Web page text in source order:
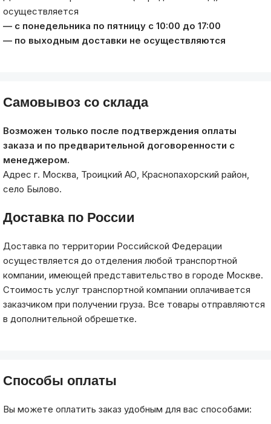
осуществляется
— с понедельника по пятницу с 10:00 до 17:00
— по выходным доставки не осуществляются
Самовывоз со склада
Возможен только после подтверждения оплаты
заказа и по предварительной договоренности с
менеджером.
Адрес г. Москва, Троицкий АО, Краснопахорский район,
село Былово.
Доставка по России
Доставка по территории Российской Федерации
осуществляется до отделения любой транспортной
компании, имеющей представительство в городе Москве.
Стоимость услуг транспортной компании оплачивается
заказчиком при получении груза. Все товары отправляются
в дополнительной обрешетке.
Способы оплаты
Вы можете оплатить заказ удобным для вас способами: